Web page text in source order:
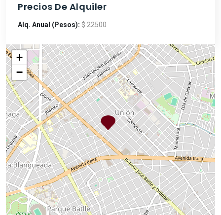
Precios De Alquiler
Alq. Anual (Pesos): $ 22500
+
−